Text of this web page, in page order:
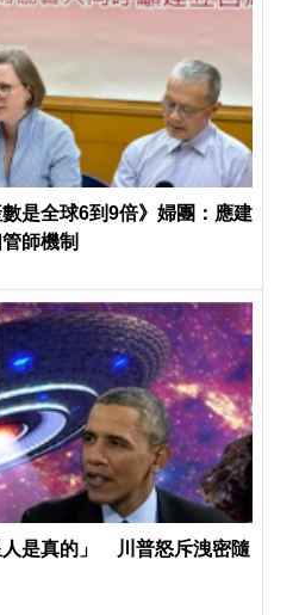
是全球6到9倍》婦團：應建
師機制
人是真的」 川普怒斥洩密隨